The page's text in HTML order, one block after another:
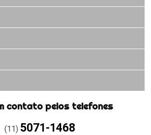
contato pelos telefones
(11) 5071-1468